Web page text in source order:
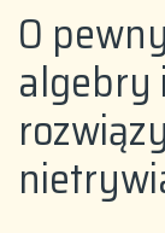
O